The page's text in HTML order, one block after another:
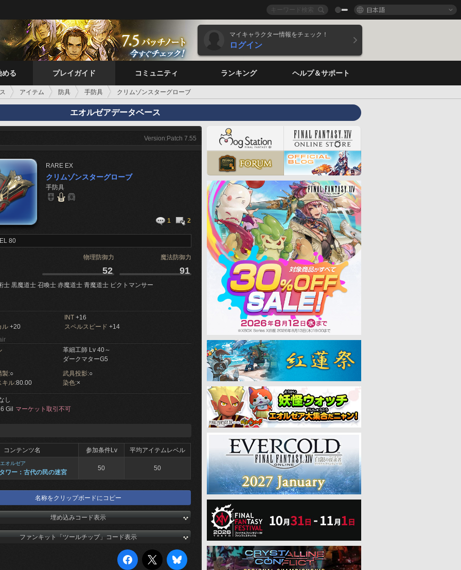
日本語
マイキャラクター情報をチェック！
ログイン
める プレイガイド コミュニティ ランキング ヘルプ＆サポート
アイテム 防具 手防具 クリムゾンスターグローブ
エオルゼアデータベース
Version:Patch 7.55
RARE EX
クリムゾンスターグローブ
手防具
1 2
80
物理防御力 魔法防御力
52 91
士 黒魔道士 召喚士 赤魔道士 青魔道士 ピクトマンサー
INT +16
ル +20 スペルスピード +14
革細工師 Lv 40～
ダークマターG5
製:○ 武具投影:○
キル:80.00 染色:×
し
Gil
マーケット取引不可
コンテンツ名 参加条件Lv 平均アイテムレベル
オルゼア
ワー：古代の民の迷宮
50 50
名称をクリップボードにコピー
埋め込みコード表示
ファンキット「ツールチップ」コード表示